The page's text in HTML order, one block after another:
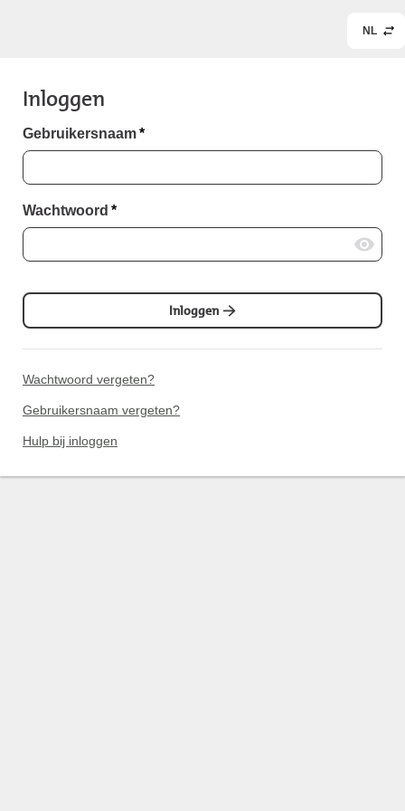
NL
Inloggen
Gebruikersnaam*
Wachtwoord *
Inloggen
Wachtwoord vergeten?
Gebruikersnaam vergeten?
Hulp bij inloggen